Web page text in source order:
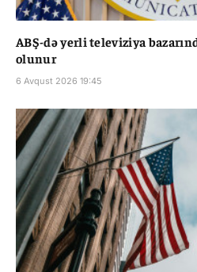
ABŞ-də yerli televiziya
olunur
6 Avqust 2026 19:45